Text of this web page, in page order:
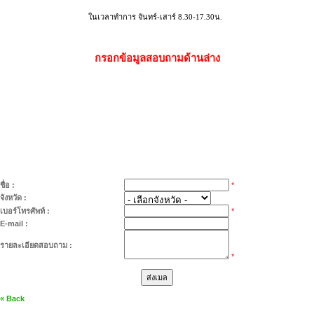
ในเวลาทำการ จันทร์-เสาร์ 8.30-17.30น.
กรอกข้อมูลสอบถามด้านล่าง
ชื่อ :
*
จังหวัด :
เบอร์โทรศัพท์ :
*
E-mail :
รายละเอียดสอบถาม :
*
« Back